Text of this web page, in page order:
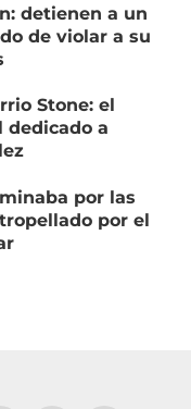
detienen a un
de violar a su
Stone: el
dedicado a
por las
por el